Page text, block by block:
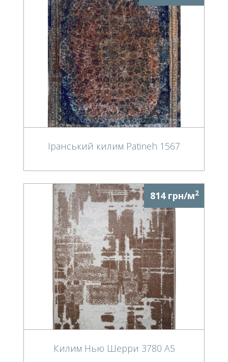
Іранський килим Patineh 1567
814 грн/м2
Килим Нью Шерри 3780 A5